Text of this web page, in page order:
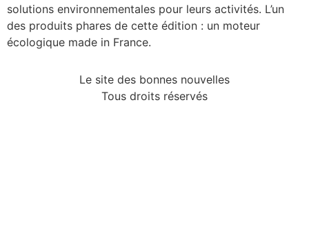
solutions environnementales pour leurs activités. L’un
des produits phares de cette édition : un moteur
écologique made in France.
Le site des bonnes nouvelles
Tous droits réservés